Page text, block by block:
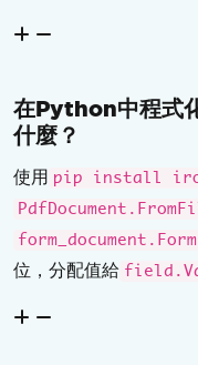
在Python中程式
什麼？
使用 pip install
位，分配值給